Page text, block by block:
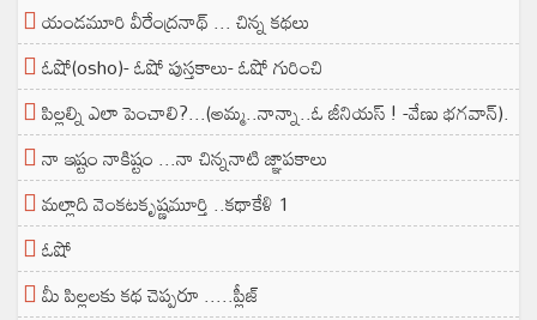
యండమూరి వీరేంద్రనాథ్ ... చిన్న కథలు
ఓషో(osho)- ఓషో పుస్తకాలు- ఓషో గురించి
పిల్లల్ని ఎలా పెంచాలి?...(అమ్మ..నాన్నా..ఓ జీనియస్ ! -వేణు భగవాన్).
నా ఇష్టం నాకిష్టం ...నా చిన్ననాటి జ్ఞాపకాలు
మల్లాది వెంకటకృష్ణమూర్తి ..కథాకేళి 1
ఓషో
మీ పిల్లలకు కథ చెప్పరూ .....ప్లీజ్